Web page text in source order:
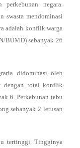
perkebunan negara.
swasta mendominasi
adalah konflik warga
BUMD) sebanyak 26
didominasi oleh
dengan total konflik
6. Perkebunan tebu
sebanyak 2 letusan
tertinggi. Tingginya